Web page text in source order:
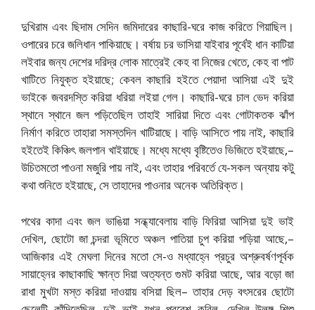
দুখিরাম এবং ছিদাম সেদিন জমিদারের কাছারি-ঘরে কাজ করিতে গিয়াছিল।
ওপারের চরে জলিধান পাকিয়াছে। বর্ষায় চর ভাসিয়া যাইবার পূর্বেই ধান কাটিয়া
লইবার জন্য দেশের দরিদ্র লোক মাত্রেই কেহ বা নিজের খেতে, কেহ বা পাট
খাটিতে নিযুক্ত হইয়াছে; কেবল কাছারি হইতে পেয়াদা আসিয়া এই দুই
ভাইকে জবরদস্তি করিয়া ধরিয়া লইয়া গেল। কাছারি-ঘরে চাল ভেদ করিয়া
স্থানে স্থানে জল পড়িতেছিল তাহাই সারিয়া দিতে এবং গোটাকতক ঝাঁপ
নির্মাণ করিতে তাহারা সমস্তদিন খাটিয়াছে। বাড়ি আসিতে পায় নাই, কাছারি
হইতেই কিঞ্চিৎ জলপান খাইয়াছে। মধ্যে মধ্যে বৃষ্টিতেও ভিজিতে হইয়াছে,–
উচিতমতো পাওনা মজুরি পায় নাই, এবং তাহার পরিবর্তে যে-সকল অন্যায় কটু
কথা শুনিতে হইয়াছে, সে তাহাদের পাওনার অনেক অতিরিক্ত।
পথের কাদা এবং জল ভাঙিয়া সন্ধ্যাবেলায় বাড়ি ফিরিয়া আসিয়া দুই ভাই
দেখিল, ছোটো জা চন্দরা ভূমিতে অঞ্চল পাতিয়া চুপ করিয়া পড়িয়া আছে,–
আজিকার এই মেঘলা দিনের মতো সে-ও মধ্যাহ্নে প্রচুর অশ্রুবর্ষণপূর্বক
সায়াহ্নের কাছাকাছি ক্ষান্ত দিয়া অত্যন্ত গুমট করিয়া আছে, আর বড়ো জা
রাধা মুখটা মস্ত করিয়া দাওয়ায় বসিয়া ছিল– তাহার দেড় বৎসরের ছোটো